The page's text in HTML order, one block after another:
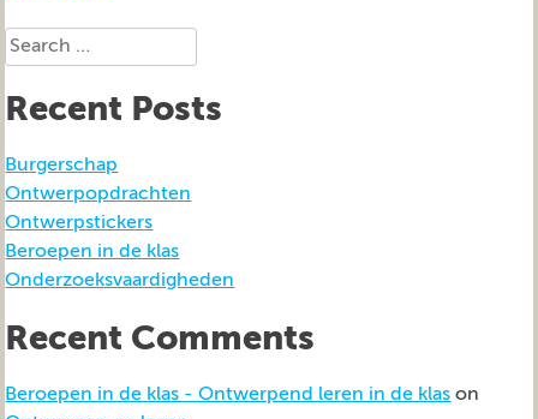
Search
for:
Recent Posts
Burgerschap
Ontwerpopdrachten
Ontwerpstickers
Beroepen in de klas
Onderzoeksvaardigheden
Recent Comments
Beroepen in de klas - Ontwerpend leren in de klas on